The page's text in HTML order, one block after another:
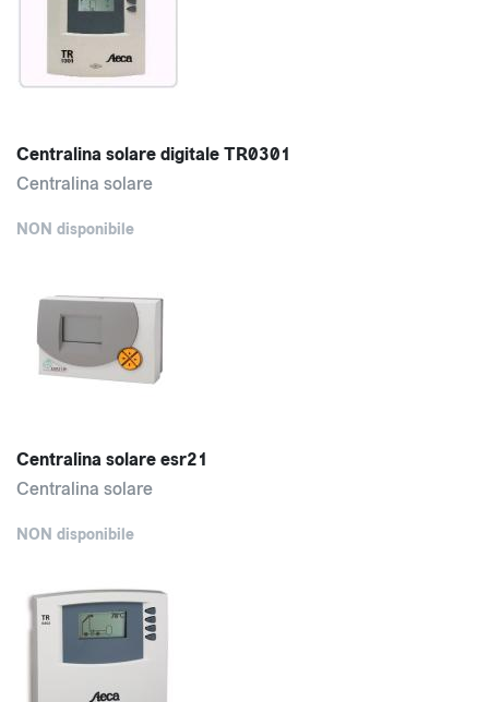
Centralina solare digitale TR0301
Centralina solare
NON disponibile
Centralina solare esr21
Centralina solare
NON disponibile